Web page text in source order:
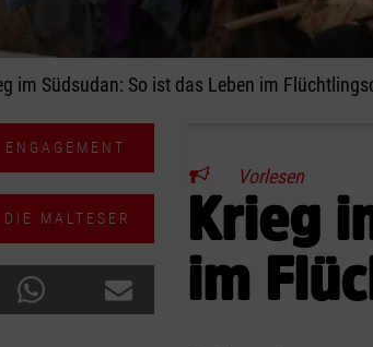
im Südsudan: So ist das Leben im
MALTESER
Vorlesen
Krieg
im